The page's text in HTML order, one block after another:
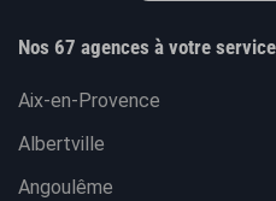
Nos 67 agences à votre
Aix-en-Provence
Albertville
Angoulême